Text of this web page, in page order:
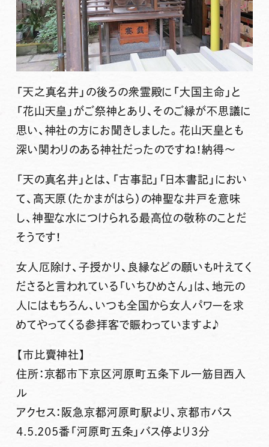
「天之真名井」の後ろの衆霊殿に「大国主命」と
「花山天皇 」がご祭神とあり、そのご縁が不思議に
思い、神社の方にお聞きしました。花山天皇とも
深い関わりのある神社だったのですね！納得〜
「天の真名井」とは、「古事記」「日本書記」におい
て、高天原（たかまがはら）の神聖な井戸を意味
し、神聖な水につけられる最高位の敬称のことだ
そうです！
女人厄除け、子授かり、良縁などの願いも叶えてく
ださると言われている「いちひめさん」は、地元の
人にはもちろん、いつも全国から女人パワーを求
めてやってくる参拝客で賑わっていますよ♪
【市比賣神社】
住所：京都市下京区河原町五条下ル一筋目西入
ル
アクセス：阪急京都河原町駅より、京都市バス
4.5.205番「河原町五条」バス停より３分